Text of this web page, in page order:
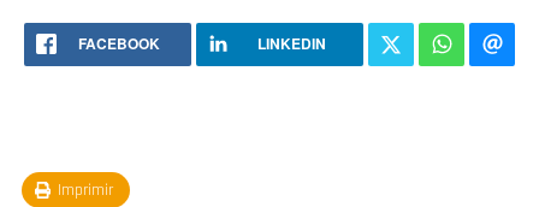
FACEBOOK LINKEDIN
Imprimir